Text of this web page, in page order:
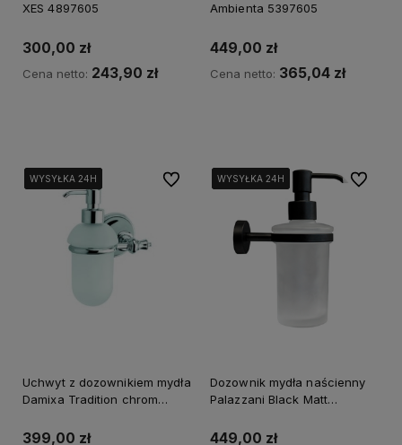
XES 4897605
300,00 zł
Cena netto: 243,90 zł
Ambienta 5397605
449,00 zł
Cena netto: 365,04 zł
WYSYŁKA 24H
WYSYŁKA 24H
WYSYŁKA 24H
WYSYŁKA 24H
Uchwyt z dozownikiem mydła
Damixa Tradition chrom
399,00 zł
Do ulubionychWYSYŁKA 24H
WYSYŁKA 24H
WYSYŁKA 24H
WYSYŁKA 24H
Dozownik mydła naścienny
Palazzani Black Matt
449,00 zł
Do